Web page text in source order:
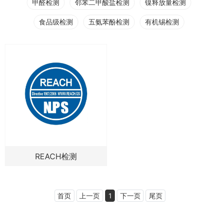
甲醛检测 邻苯二甲酸盐检测 镍释放量检测
食品级检测 五氨苯酚检测 有机锡检测
REACH检测
首页 上一页 1 下一页 尾页